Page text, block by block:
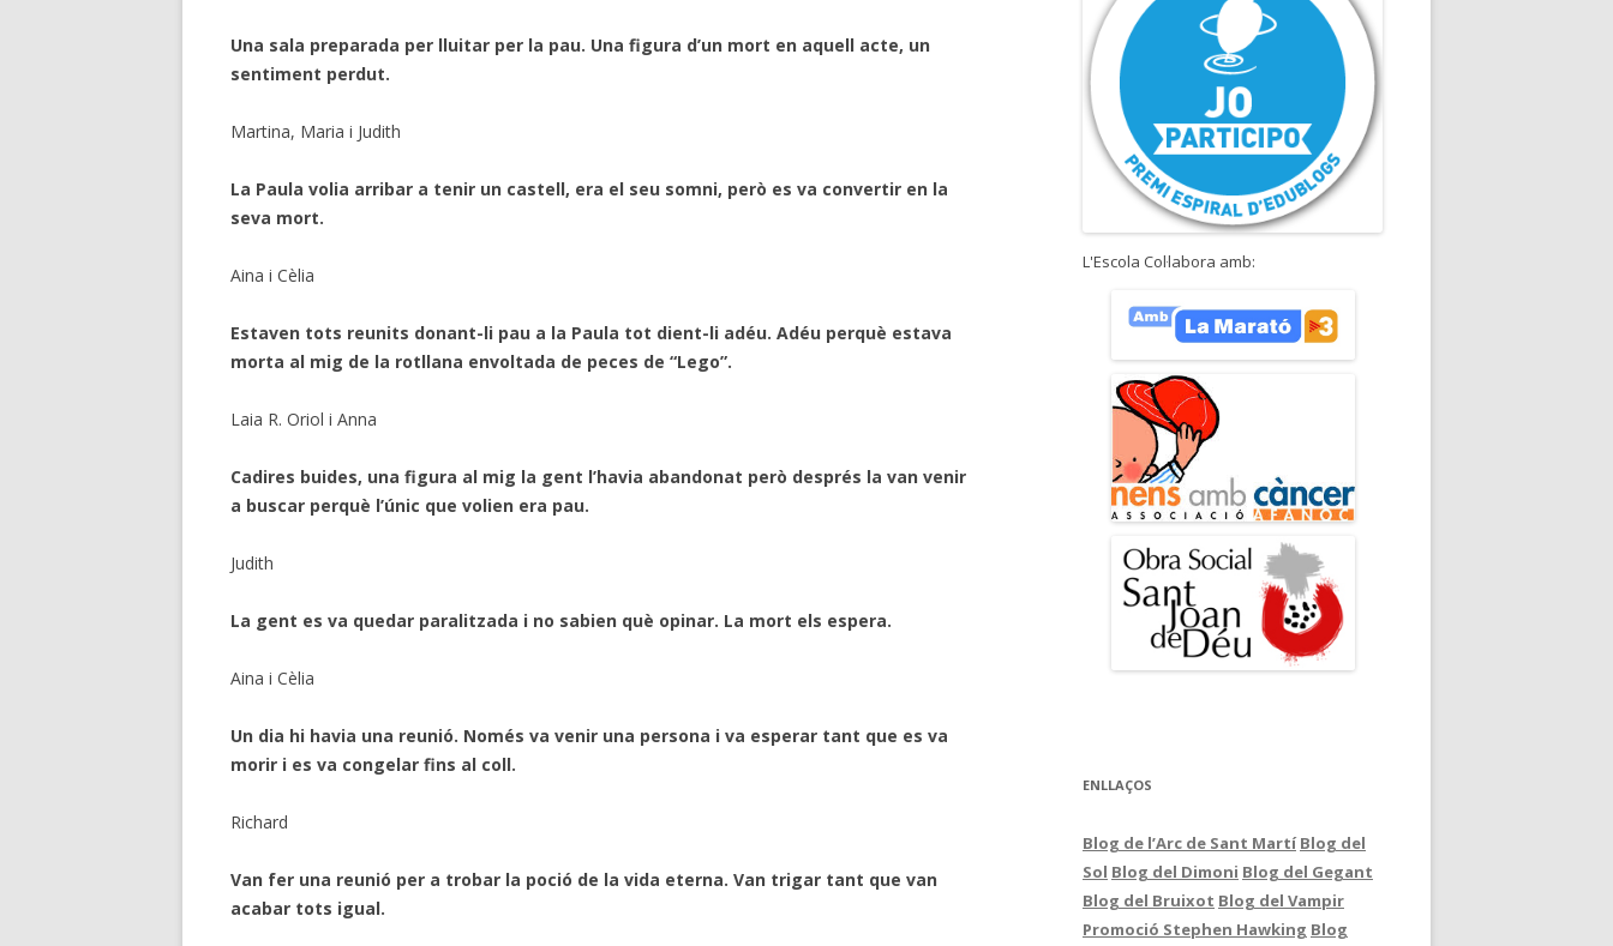
Una sala preparada per lluitar per la pau. Una figura d’un mort en aquell acte, un
sentiment perdut.
Martina, Maria i Judith
La Paula volia arribar a tenir un castell, era el seu somni, però es va convertir en la
seva mort.
Aina i Cèlia
Estaven tots reunits donant-li pau a la Paula tot dient-li adéu. Adéu perquè estava
morta al mig de la rotllana envoltada de peces de “Lego”.
Laia R. Oriol i Anna
Cadires buides, una figura al mig la gent l’havia abandonat però després la van venir
a buscar perquè l’únic que volien era pau.
Judith
La gent es va quedar paralitzada i no sabien què opinar. La mort els espera.
Aina i Cèlia
Un dia hi havia una reunió. Només va venir una persona i va esperar tant que es va
morir i es va congelar fins al coll.
Richard
Van fer una reunió per a trobar la poció de la vida eterna. Van trigar tant que van
acabar tots igual.
L'Escola Col·labora amb:
ENLLAÇOS
Blog de l’Arc de Sant Martí Blog del
Sol Blog del Dimoni Blog del Gegant
Blog del Bruixot Blog del Vampir
Promoció Stephen Hawking Blog